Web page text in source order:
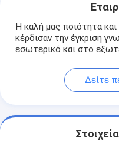
Η καλή μας ποιότητα
κέρδισαν την έγκριση
εσωτερικό και στο
Δείτε